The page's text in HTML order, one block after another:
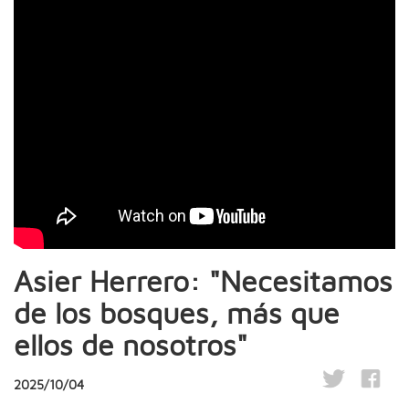
Asier Herrero: "Necesitamos
de los bosques, más que
ellos de nosotros"
2025/10/04